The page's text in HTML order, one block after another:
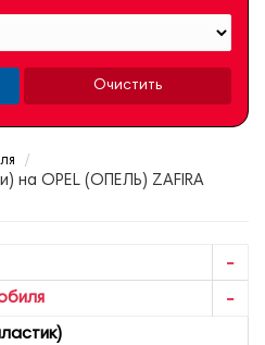
Очистить
на OPEL (ОПЕЛЬ) ZAFIRA